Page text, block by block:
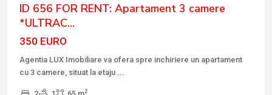
ID 656 FOR RENT: Apartament 3 camere
*ULTRAC...
350 EURO
Agentia LUX Imobiliare va ofera spre inchiriere un apartament
cu 3 camere, situat la etaju ...
2